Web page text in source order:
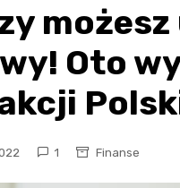
Oto
1 Finanse